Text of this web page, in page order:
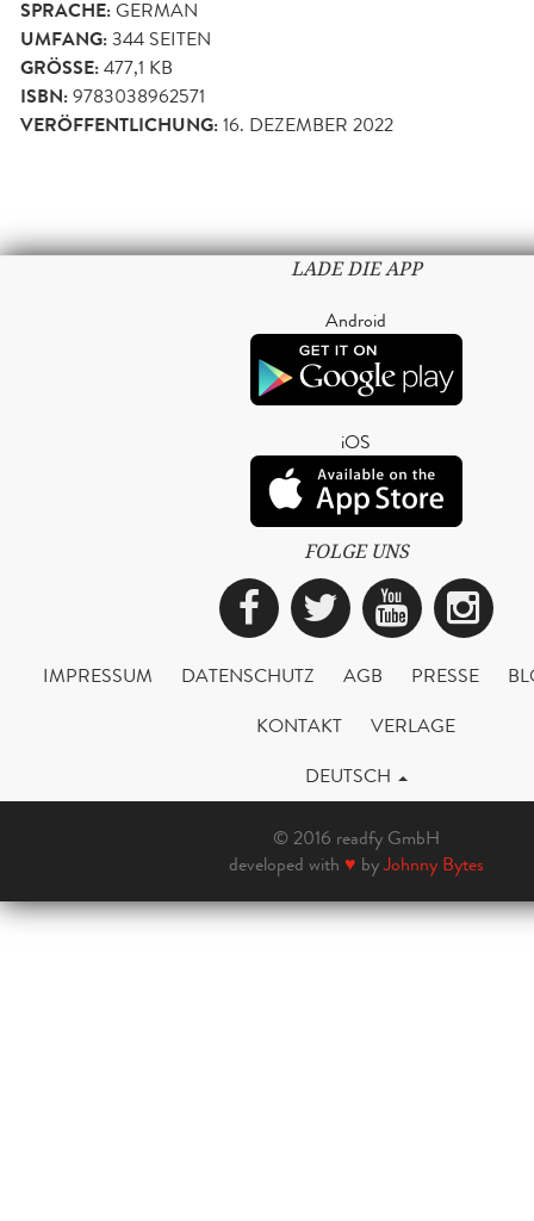
SPRACHE:GERMAN
UMFANG:344 SEITEN
GRÖSSE: 477,1 KB
ISBN:9783038962571
VERÖFFENTLICHUNG:16. DEZEMBER 2022
LADE DIE APP
Android
iOS
FOLGE UNS
Facebook
Twitter
IMPRESSUM DATENSCHUTZ AGB PRESSE
KONTAKT
VERLAGE
DEUTSCH
© 2016 readfy GmbH
developed with ♥ byJohnny Bytes